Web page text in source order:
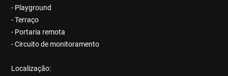
- Playground
- Terraço
- Portaria remota
- Circuito de monitoramento
Localização: